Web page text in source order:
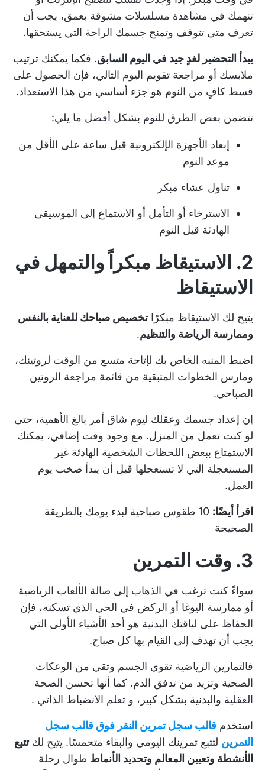
تنهمك في مشاهدة مسلسلات مشوقة بعمق، يجب أن
تعرف متى تتوقف وتمنح جسمك الراحة التي يستحقها.
يبدأ التحضير لغدٍ جيد في اليوم السابق. فكما يمكنك ترتيب
ملابسك أو مراجعة تقويم اليوم التالي، فإن الحصول على
قسط كافٍ من النوم هو جزء أساسي من هذا الاستعداد.
تتضمن بعض الطرق للنوم بشكل أفضل ما يلي:
إبعاد الأجهزة الإلكترونية قبل ساعة على الأقل من
موعد النوم
تناول عشاء مبكر
الاسترخاء أو التأمل أو الاستماع إلى الموسيقى
الهادئة قبل النوم
2. الاستيقاظ مبكراً والتمهل في
الاستيقاظ
يتيح لك الاستيقاظ مبكرًاتخصيص صباحك للعناية بالنفس
وممارسة الرياضة والتنظيم.
اضبط المنبه الخاص بك لإتاحة متسع من الوقت لروتينك،
ومارس الخطوات المتبقية من قائمة مراجعة الروتين
الصباحي.
إن إعداد جسمك وعقلك ليوم شاق أمر بالغ الأهمية، حتى
لو كنت تعمل من المنزل. مع وجود وقت إضافي، يمكنك
الاستمتاع ببعض اللحظات الشخصية الهادئة غير
المستعجلة التي لا تستعجلها قبل أن يبدأ صخب يوم
العمل.
اقرأ أيضًا:
10 طقوس صباحية لبدء يومك بالطريقة
الصحيحة
3. وقت التمرين
سواءً كنت ترغب في الذهاب إلى صالة الألعاب الرياضية
أو ممارسة اليوغا أو الركض في الحي الذي تسكنه، فإن
الحفاظ على لياقتك البدنية هو أحد الأشياء الأولى التي
يجب أن تهدف إلى القيام بها كل صباح.
فالتمارين الرياضية تقوي الجسم وتقي من الوعكات
الصحية وتزيد من تدفق الدم. كما أنها تحسن الصحة
العقلية والبدنية بشكل كبير، و تعلم الانضباط الذاتي .
استخدم قالب سجل تمرين النقر فوق قالب سجل
التمرين لتتبع تمرينك اليومي والبقاء متحمسًا. يتيح لكتتبع
الأنشطة وتعيين المعالم وتحديد الأنماط طوال رحلة